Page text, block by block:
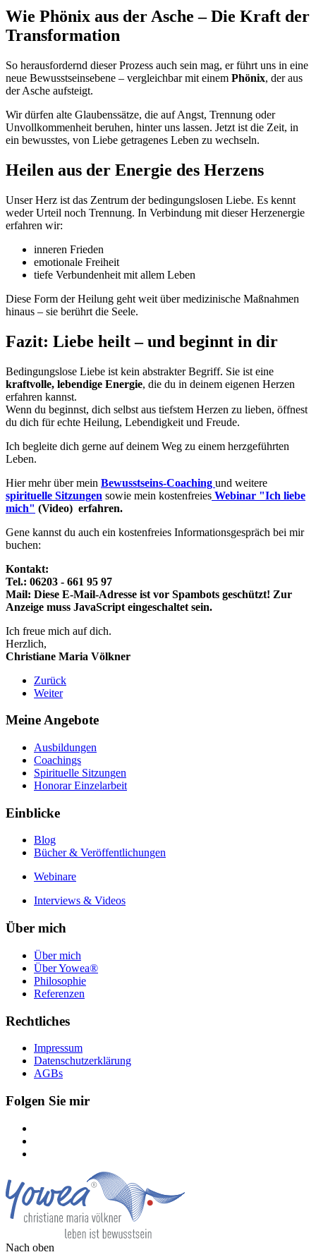
Wie Phönix aus der Asche – Die Kraft der
Transformation
So herausfordernd dieser Prozess auch sein mag, er führt uns in eine
neue Bewusstseinsebene – vergleichbar mit einem Phönix, der aus
der Asche aufsteigt.
Wir dürfen alte Glaubenssätze, die auf Angst, Trennung oder
Unvollkommenheit beruhen, hinter uns lassen. Jetzt ist die Zeit, in
ein bewusstes, von Liebe getragenes Leben zu wechseln.
Heilen aus der Energie des Herzens
Unser Herz ist das Zentrum der bedingungslosen Liebe. Es kennt
weder Urteil noch Trennung. In Verbindung mit dieser Herzenergie
erfahren wir:
inneren Frieden
emotionale Freiheit
tiefe Verbundenheit mit allem Leben
Diese Form der Heilung geht weit über medizinische Maßnahmen
hinaus – sie berührt die Seele.
Fazit: Liebe heilt – und beginnt in dir
Bedingungslose Liebe ist kein abstrakter Begriff. Sie ist eine
kraftvolle, lebendige Energie, die du in deinem eigenen Herzen
erfahren kannst.
Wenn du beginnst, dich selbst aus tiefstem Herzen zu lieben, öffnest
du dich für echte Heilung, Lebendigkeit und Freude.
Ich begleite dich gerne auf deinem Weg zu einem herzgeführten
Leben.
Hier mehr über mein Bewusstseins-Coaching und weitere
spirituelle Sitzungen sowie mein kostenfreies Webinar "Ich liebe
mich" (Video) erfahren.
Gene kannst du auch ein kostenfreies Informationsgespräch bei mir
buchen:
Kontakt:
Tel.: 06203 - 661 95 97
Mail: Diese E-Mail-Adresse ist vor Spambots geschützt! Zur
Anzeige muss JavaScript eingeschaltet sein.
Ich freue mich auf dich.
Herzlich,
Christiane Maria Völkner
Zurück
Weiter
Meine Angebote
Ausbildungen
Coachings
Spirituelle Sitzungen
Honorar Einzelarbeit
Einblicke
Blog
Bücher & Veröffentlichungen
Webinare
Interviews & Videos
Über mich
Über mich
Über Yowea®
Philosophie
Referenzen
Rechtliches
Impressum
Datenschutzerklärung
AGBs
Folgen Sie mir
Nach oben